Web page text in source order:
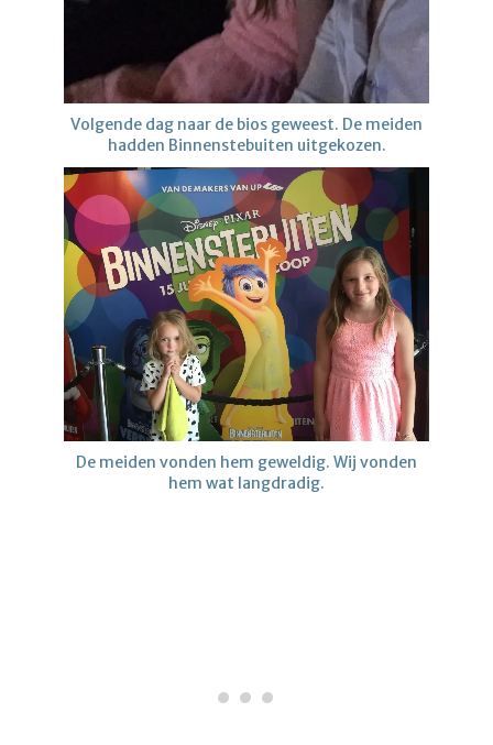
Volgende dag naar de bios geweest. De meiden
hadden Binnenstebuiten uitgekozen.
De meiden vonden hem geweldig. Wij vonden
hem wat langdradig.